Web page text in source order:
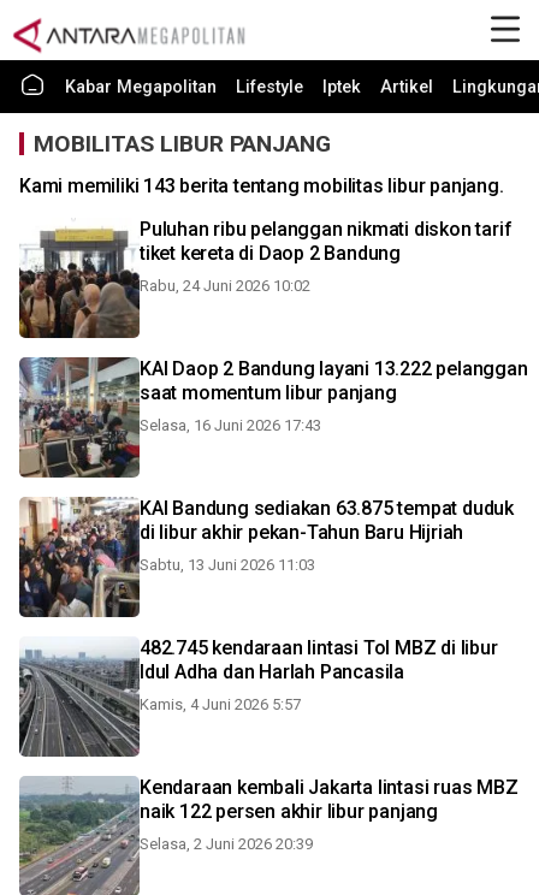
Kabar Megapolitan Lifestyle Iptek Artikel
MOBILITAS LIBUR PANJANG
Kami memiliki 143 berita tentang mobilitas libur panjang.
Puluhan ribu pelanggan nikmati diskon tarif
tiket kereta di Daop 2 Bandung
Rabu, 24 Juni 2026 10:02
KAI Daop 2 Bandung layani 13.222 pelanggan
saat momentum libur panjang
Selasa, 16 Juni 2026 17:43
KAI Bandung sediakan 63.875 tempat duduk
di libur akhir pekan-Tahun Baru Hijriah
Sabtu, 13 Juni 2026 11:03
482.745 kendaraan lintasi Tol MBZ di libur
Idul Adha dan Harlah Pancasila
Kamis, 4 Juni 2026 5:57
Kendaraan kembali Jakarta lintasi ruas MBZ
naik 122 persen akhir libur panjang
Selasa, 2 Juni 2026 20:39